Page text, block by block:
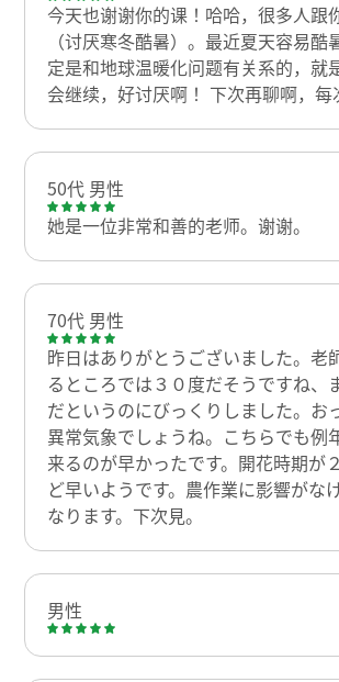
今天也谢谢你的课！哈哈，很多人跟
（讨厌寒冬酷暑）。最近夏天容易酷
定是和地球温暖化问题有关系的，就
会继续，好讨厌啊！ 下次再聊啊，
50代 男性
她是一位非常和善的老师。谢谢。
70代 男性
昨日はありがとうございました。老
るところでは３０度だそうですね、
だというのにびっくりしました。お
異常気象でしょうね。こちらでも例
来るのが早かったです。開花時期が
ど早いようです。農作業に影響がな
なります。下次見。
男性